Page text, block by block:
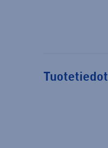
Tuotetiedot